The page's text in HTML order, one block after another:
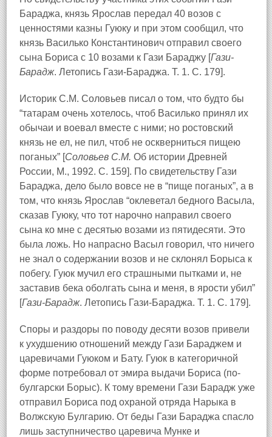
Бараджа, князь Ярослав передал 40 возов с
ценностями казны Гуюку и при этом сообщил, что
князь Василько Константинович отправил своего
сына Бориса с 10 возами к Гази Бараджу [Гази-
Барадж. Летопись Гази-Бараджа. Т. 1. С. 179].
Историк С.М. Соловьев писал о том, что будто бы
“татарам очень хотелось, чтоб Василько принял их
обычаи и воевал вместе с ними; но ростовский
князь не ел, не пил, чтоб не оскверниться пищею
поганых” [Соловьев С.М. Об истории Древней
России, М., 1992. С. 159]. По свидетельству Гази
Бараджа, дело было вовсе не в “пище поганых”, а в
том, что князь Ярослав “оклеветал бедного Васыла,
сказав Гуюку, что тот нарочно направил своего
сына ко мне с десятью возами из пятидесяти. Это
была ложь. Но напрасно Васыл говорил, что ничего
не знал о содержании возов и не склонял Борыса к
побегу. Гуюк мучил его страшными пытками и, не
заставив бека оболгать сына и меня, в ярости убил”
[Гази-Барадж. Летопись Гази-Бараджа. Т. 1. С. 179].
Споры и раздоры по поводу десяти возов привели
к ухудшению отношений между Гази Бараджем и
царевичами Гуюком и Бату. Гуюк в категоричной
форме потребовал от эмира выдачи Бориса (по-
булгарски Борыс). К тому времени Гази Барадж уже
отправил Бориса под охраной отряда Нарыка в
Волжскую Булгарию. От беды Гази Бараджа спасло
лишь заступничество царевича Мунке и